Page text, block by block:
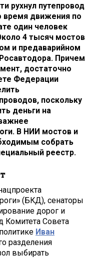
рухнул путепровод
время движения по
один человек
4 тысяч мостов
и предаварийном
Причем
достаточно
Федерации
поскольку
деньги на
В НИИ мостов и
собрать
реестр.
(БКД), сенаторы
дорог и
Комитета Совета
Иван
разделения
выбирать